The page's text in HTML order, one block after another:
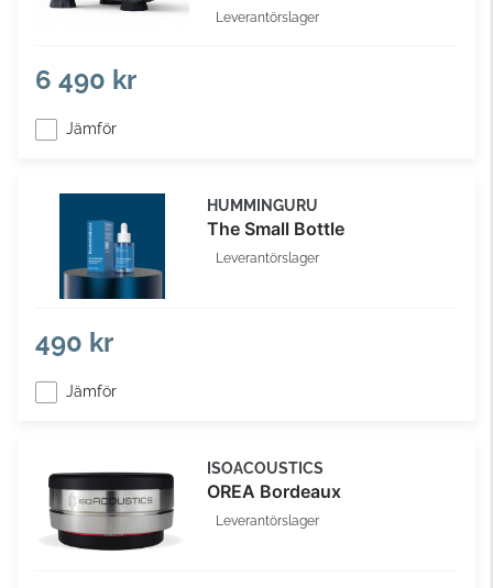
Leverantörslager
6 490 kr
Jämför
HUMMINGURU
The Small Bottle
Leverantörslager
490 kr
Jämför
ISOACOUSTICS
OREA Bordeaux
Leverantörslager